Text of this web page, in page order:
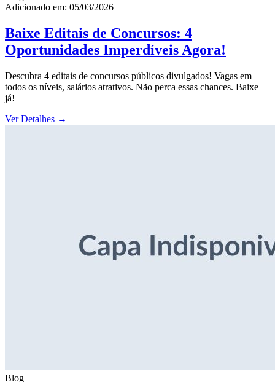
Adicionado em: 05/03/2026
Baixe Editais de Concursos: 4
Oportunidades Imperdíveis Agora!
Descubra 4 editais de concursos públicos divulgados! Vagas em
todos os níveis, salários atrativos. Não perca essas chances. Baixe
já!
Ver Detalhes →
Blog